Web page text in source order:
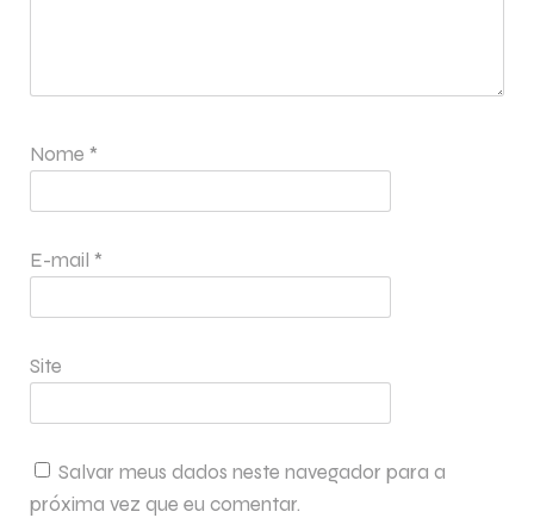
Nome *
E-mail *
Site
Salvar meus dados neste navegador para a
próxima vez que eu comentar.